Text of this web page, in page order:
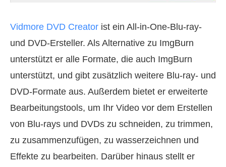
Vidmore DVD Creator ist ein All-in-One-Blu-ray-
und DVD-Ersteller. Als Alternative zu ImgBurn
unterstützt er alle Formate, die auch ImgBurn
unterstützt, und gibt zusätzlich weitere Blu-ray- und
DVD-Formate aus. Außerdem bietet er erweiterte
Bearbeitungstools, um Ihr Video vor dem Erstellen
von Blu-rays und DVDs zu schneiden, zu trimmen,
zu zusammenzufügen, zu wasserzeichnen und
Effekte zu bearbeiten. Darüber hinaus stellt er